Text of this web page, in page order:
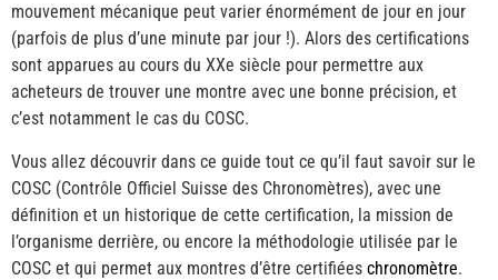
mouvement mécanique peut varier énormément de jour en jour
(parfois de plus d’une minute par jour !). Alors des certifications
sont apparues au cours du XXe siècle pour permettre aux
acheteurs de trouver une montre avec une bonne précision, et
c’est notamment le cas du COSC.
Vous allez découvrir dans ce guide tout ce qu’il faut savoir sur le
COSC (Contrôle Officiel Suisse des Chronomètres), avec une
définition et un historique de cette certification, la mission de
l’organisme derrière, ou encore la méthodologie utilisée par le
COSC et qui permet aux montres d’être certifiées chronomètre.